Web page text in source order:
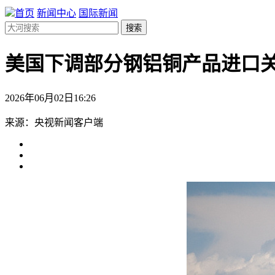
首页 新闻中心 国际新闻
搜索
美国下调部分钢铝铜产品进口
2026年06月02日16:26
来源：央视新闻客户端